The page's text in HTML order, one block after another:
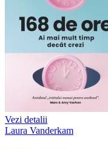
Vezi detalii
Laura Vanderkam